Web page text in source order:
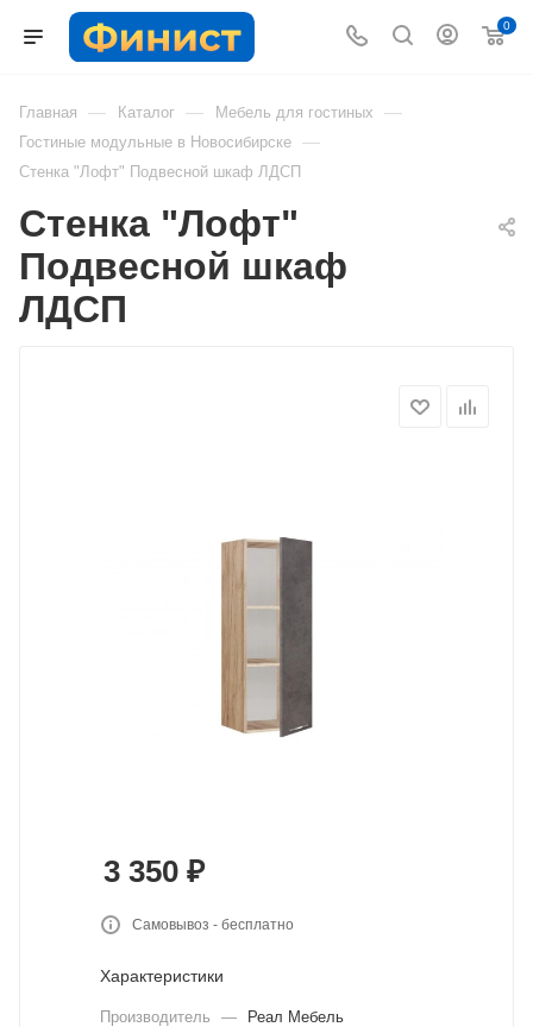
0
Главная — Каталог — Мебель для гостиных —
Гостиные модульные в Новосибирске —
Стенка "Лофт" Подвесной шкаф ЛДСП
Стенка "Лофт"
Подвесной шкаф
ЛДСП
3 350 ₽
Самовывоз - бесплатно
Характеристики
Производитель —
Реал Мебель